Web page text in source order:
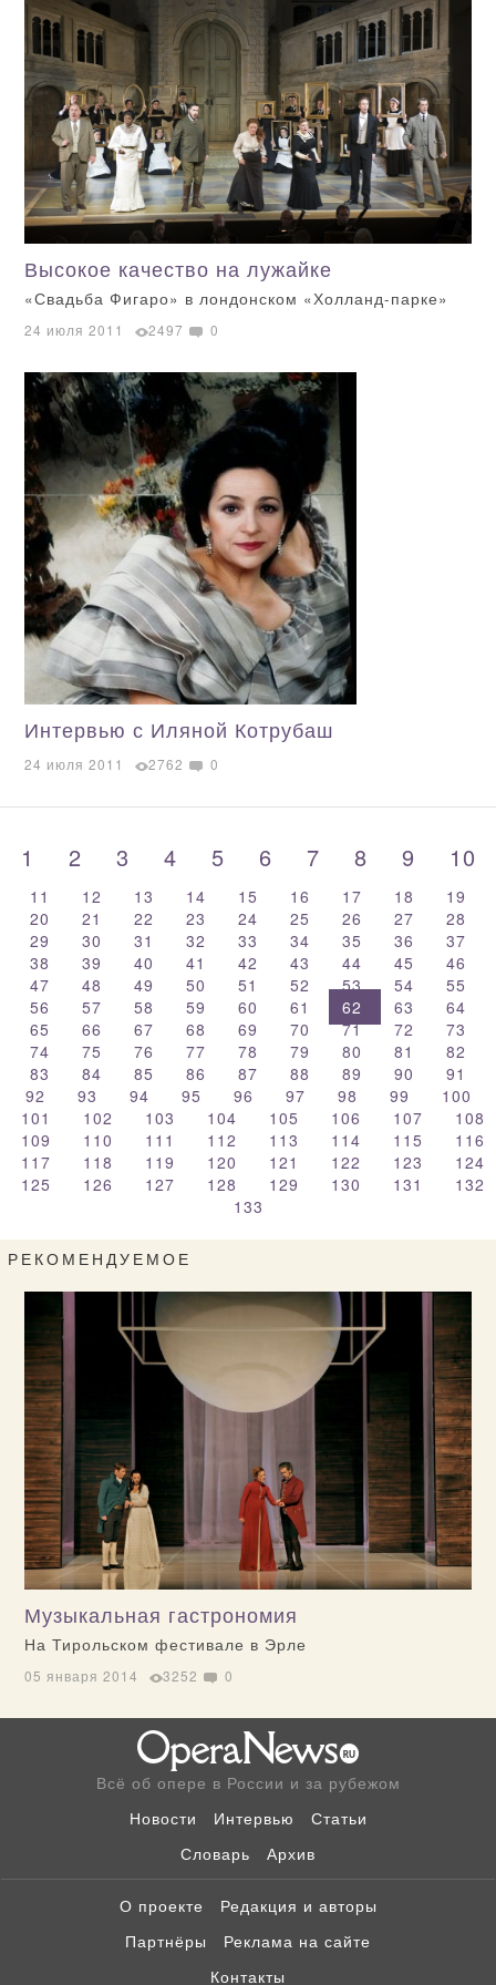
Высокое качество на лужайке
«Свадьба Фигаро» в лондонском «Холланд-парке»
24 июля 2011 2497 0
Интервью с Иляной Котрубаш
24 июля 2011 2762 0
1 2 3 4 5 6 7 8 9 10
11 12 13 14 15 16 17 18
19
20
21 22 23 24 25 26 27
28
29
30 31 32 33 34 35 36
37
38
39 40 41 42 43 44 45
46
47
48 49 50 51 52 53 54
55
56
57 58 59 60 61 62 63
64
65
66 67 68 69 70 71 72
73
74
75 76 77 78 79 80 81
82
83
84 85 86 87 88 89 90
91
92
93 94 95 96 97 98 99
100
101
102 103 104 105 106 107
108
109
110 111 112 113 114 115
116
117
118 119 120 121 122 123
124
125
126 127 128 129 130 131
132
133
РЕКОМЕНДУЕМОЕ
Музыкальная гастрономия
На Тирольском фестивале в Эрле
05 января 2014 3252 0
Всё об опере в России и за рубежом
Новости
Интервью
Статьи
Словарь
Архив
О проекте
Редакция и авторы
Партнёры
Реклама на сайте
Контакты